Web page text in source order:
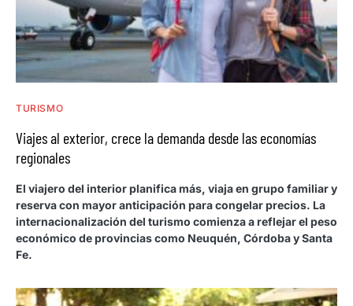
TURISMO
Viajes al exterior, crece la demanda desde las economías
regionales
El viajero del interior planifica más, viaja en grupo familiar y
reserva con mayor anticipación para congelar precios. La
internacionalización del turismo comienza a reflejar el peso
económico de provincias como Neuquén, Córdoba y Santa
Fe.